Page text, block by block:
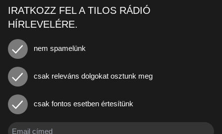
IRATKOZZ FEL A TILOS RÁDIÓ
HÍRLEVELÉRE.
nem spamelünk
csak releváns dolgokat osztunk meg
csak fontos esetben értesítünk